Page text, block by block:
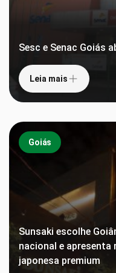
Sesc e Senac Goiás
Leia mais
Goiás
Sunsaki escolhe
nacional e
japonesa premium